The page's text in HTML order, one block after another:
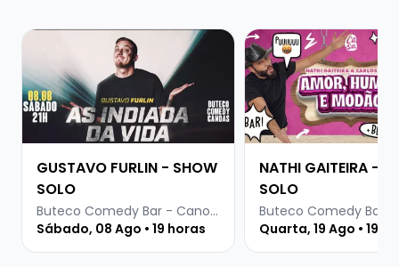
Veja mais sobre GUSTAVO FURLIN - SHOW SOLO
GUSTAVO FURLIN - SHOW
SOLO
Buteco Comedy Bar - Canoas
Sábado, 08 Ago • 19 horas
Veja mais sobre
NATHI GAITEIRA -
SOLO
Quarta, 19 Ago • 19